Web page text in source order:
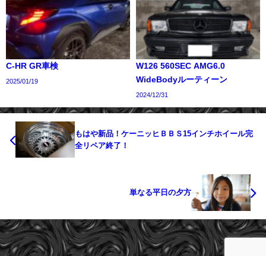
C-HR GR車検
2025/01/19
W126 560SEC AMG6.0
WideBodyルーティーン
2024/12/31
もはや新品！ケーニッヒＢＢＳ15インチホイール完
全リペア終了！
単なる平日の夕方